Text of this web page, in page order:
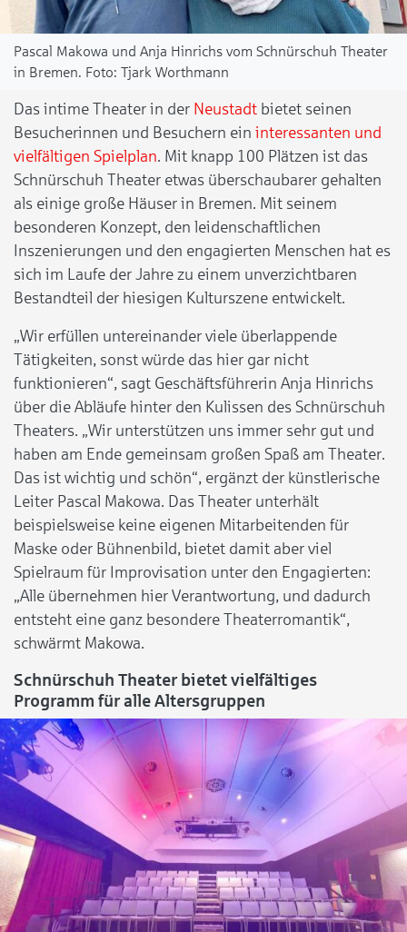
Pascal Makowa und Anja Hinrichs vom Schnürschuh Theater
in Bremen.
Tjark Worthmann
Das intime Theater in der Neustadt bietet seinen
Besucherinnen und Besuchern ein interessanten und
vielfältigen Spielplan. Mit knapp 100 Plätzen ist das
Schnürschuh Theater etwas überschaubarer gehalten
als einige große Häuser in Bremen. Mit seinem
besonderen Konzept, den leidenschaftlichen
Inszenierungen und den engagierten Menschen hat es
sich im Laufe der Jahre zu einem unverzichtbaren
Bestandteil der hiesigen Kulturszene entwickelt.
„Wir erfüllen untereinander viele überlappende
Tätigkeiten, sonst würde das hier gar nicht
funktionieren“, sagt Geschäftsführerin Anja Hinrichs
über die Abläufe hinter den Kulissen des Schnürschuh
Theaters. „Wir unterstützen uns immer sehr gut und
haben am Ende gemeinsam großen Spaß am Theater.
Das ist wichtig und schön“, ergänzt der künstlerische
Leiter Pascal Makowa. Das Theater unterhält
beispielsweise keine eigenen Mitarbeitenden für
Maske oder Bühnenbild, bietet damit aber viel
Spielraum für Improvisation unter den Engagierten:
„Alle übernehmen hier Verantwortung, und dadurch
entsteht eine ganz besondere Theaterromantik“,
schwärmt Makowa.
Schnürschuh Theater bietet vielfältiges
Programm für alle Altersgruppen